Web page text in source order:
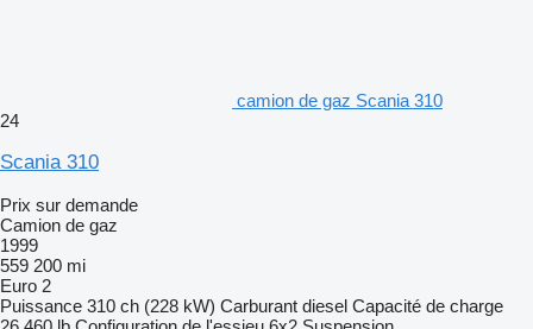
camion de gaz Scania 310
24
Scania 310
Prix sur demande
Camion de gaz
1999
559 200 mi
Euro 2
Puissance 310 ch (228 kW) Carburant diesel Capacité de charge